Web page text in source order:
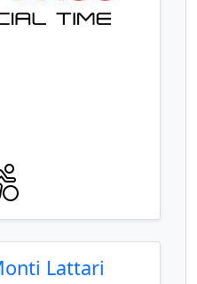
Lattari